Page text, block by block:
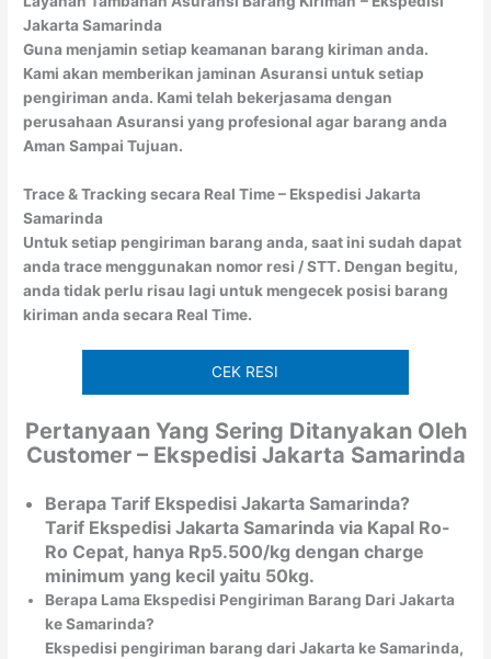
Jakarta Samarinda
Guna menjamin setiap keamanan barang kiriman anda.
Kami akan memberikan jaminan Asuransi untuk setiap
pengiriman anda. Kami telah bekerjasama dengan
perusahaan Asuransi yang profesional agar barang anda
Aman Sampai Tujuan.
Trace & Tracking secara Real Time – Ekspedisi Jakarta
Samarinda
Untuk setiap pengiriman barang anda, saat ini sudah dapat
anda trace menggunakan nomor resi / STT. Dengan begitu,
anda tidak perlu risau lagi untuk mengecek posisi barang
kiriman anda secara Real Time.
CEK RESI
Pertanyaan Yang Sering Ditanyakan Oleh
Customer – Ekspedisi Jakarta Samarinda
Berapa Tarif Ekspedisi Jakarta Samarinda?
Tarif Ekspedisi Jakarta Samarinda via Kapal Ro-
Ro Cepat, hanya Rp5.500/kg dengan charge
minimum yang kecil yaitu 50kg.
Berapa Lama Ekspedisi Pengiriman Barang Dari Jakarta
ke Samarinda?
Ekspedisi pengiriman barang dari Jakarta ke Samarinda,